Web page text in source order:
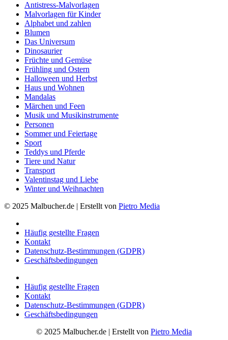
Antistress-Malvorlagen
Malvorlagen für Kinder
Alphabet und zahlen
Blumen
Das Universum
Dinosaurier
Früchte und Gemüse
Frühling und Ostern
Halloween und Herbst
Haus und Wohnen
Mandalas
Märchen und Feen
Musik und Musikinstrumente
Personen
Sommer und Feiertage
Sport
Teddys und Pferde
Tiere und Natur
Transport
Valentinstag und Liebe
Winter und Weihnachten
© 2025 Malbucher.de | Erstellt von Pietro Media
Häufig gestellte Fragen
Kontakt
Datenschutz-Bestimmungen (GDPR)
Geschäftsbedingungen
Häufig gestellte Fragen
Kontakt
Datenschutz-Bestimmungen (GDPR)
Geschäftsbedingungen
© 2025 Malbucher.de | Erstellt von Pietro Media